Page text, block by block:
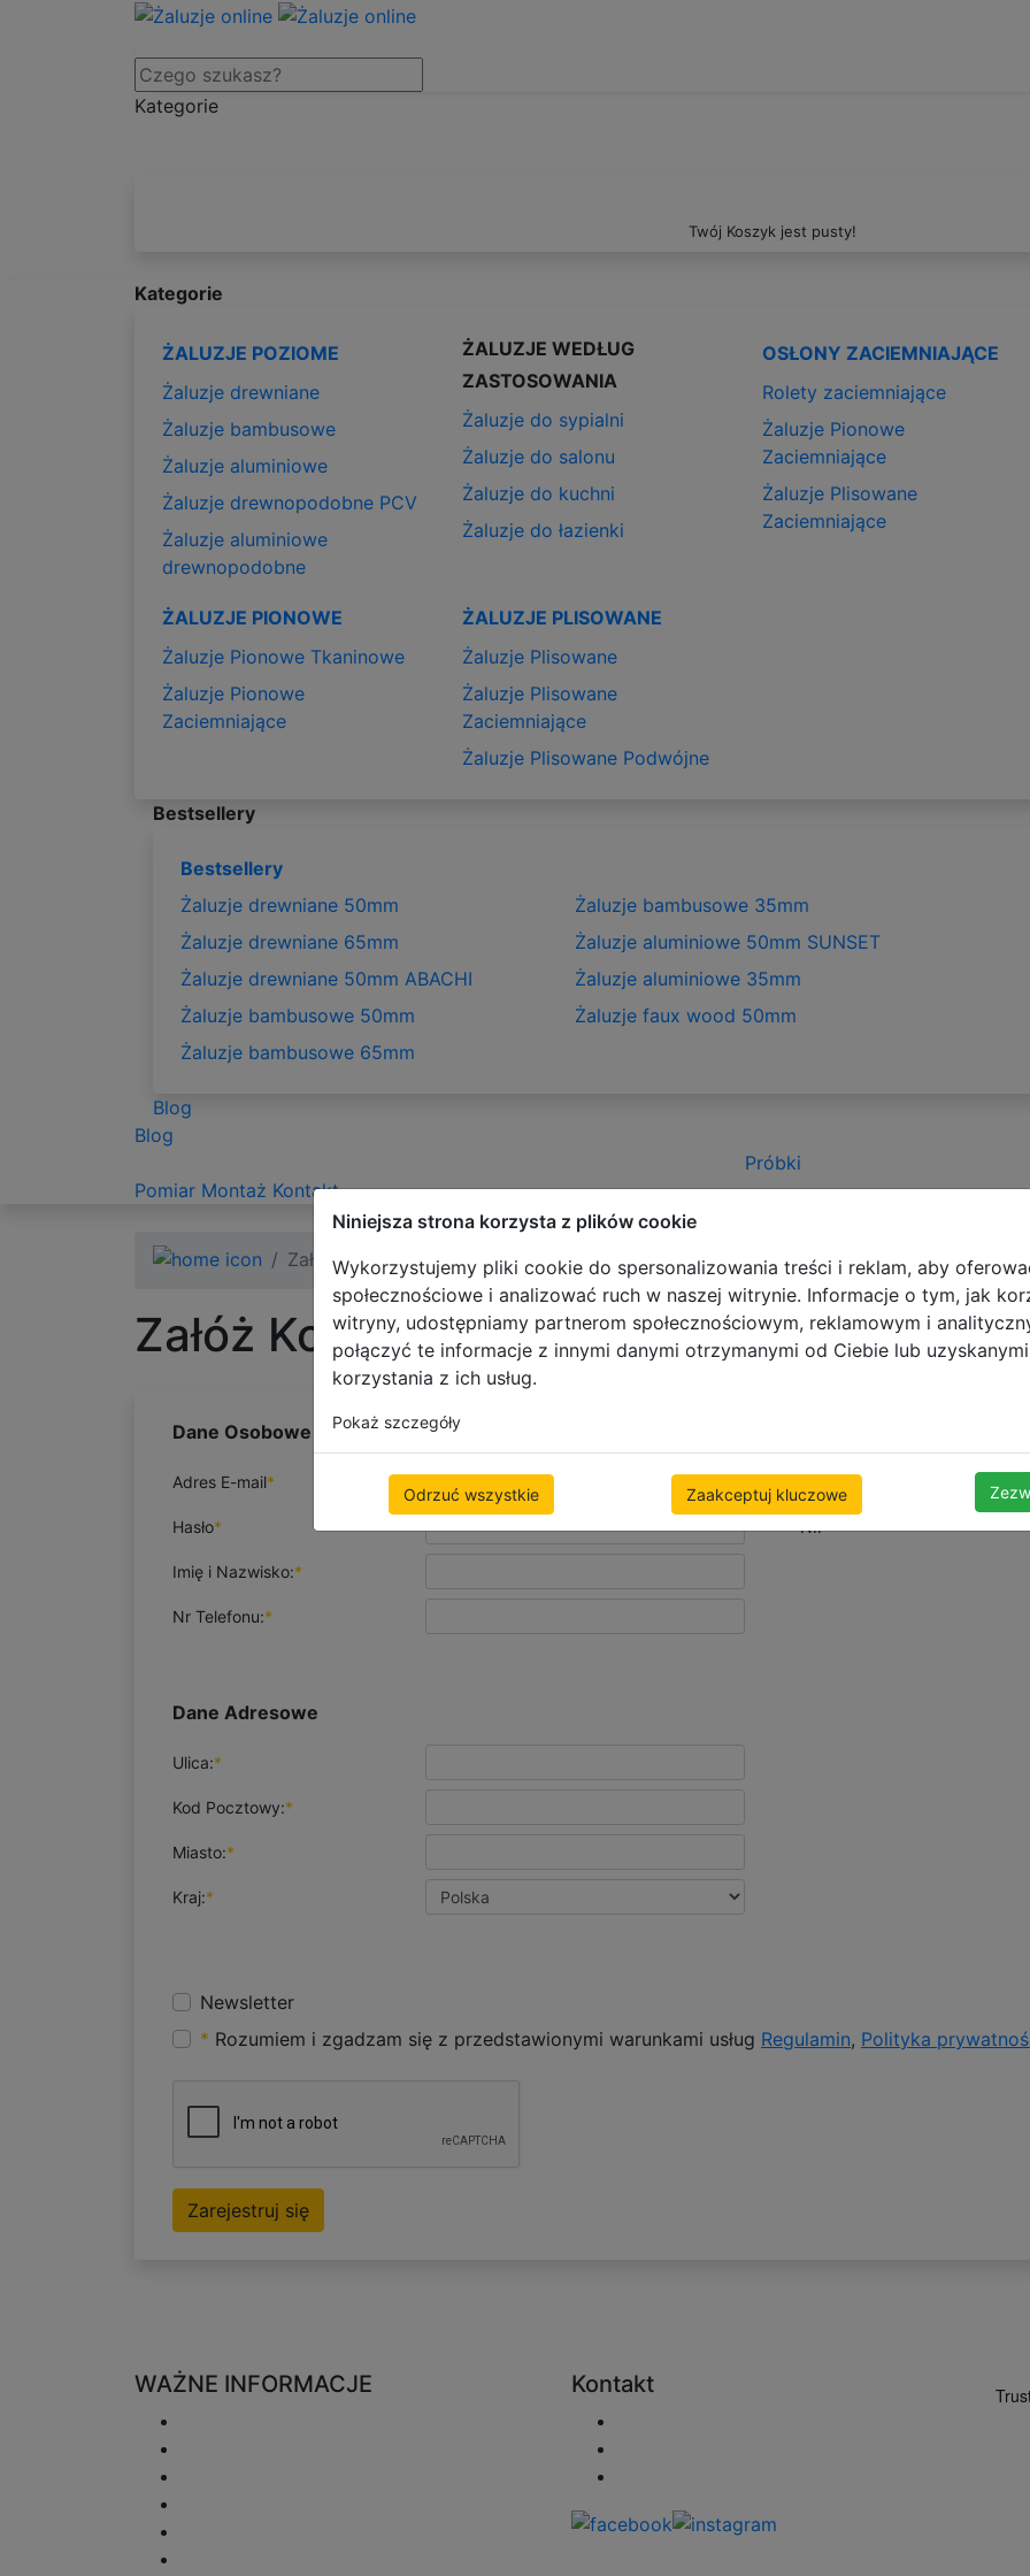
Niniejsza strona korzysta z plików cookie
Wykorzystujemy pliki cookie do spersonalizowania treści i reklam, aby
społecznościowe i analizować ruch w naszej witrynie. Informacje o tym, jak
witryny, udostępniamy partnerom społecznościowym, reklamowym i
połączyć te informacje z innymi danymi otrzymanymi od Ciebie lub
korzystania z ich usług.
Pokaż szczegóły
Odrzuć wszystkie Zaakceptuj kluczowe
Kategorie
Twój Koszyk jest pusty!
Kategorie
ŻALUZJE POZIOME
Żaluzje drewniane
Żaluzje bambusowe
Żaluzje aluminiowe
Żaluzje drewnopodobne PCV
Żaluzje aluminiowe
drewnopodobne
ŻALUZJE WEDŁUG
ZASTOSOWANIA
Żaluzje do sypialni
Żaluzje do salonu
Żaluzje do kuchni
Żaluzje do łazienki
OSŁONY ZACIEMNIAJĄCE
Rolety zaciemniające
Żaluzje Pionowe
Zaciemniające
Żaluzje Plisowane
Zaciemniające
ŻALUZJE PIONOWE
Żaluzje Pionowe Tkaninowe
Żaluzje Pionowe
Zaciemniające
ŻALUZJE PLISOWANE
Żaluzje Plisowane
Żaluzje Plisowane
Zaciemniające
Żaluzje Plisowane Podwójne
Bestsellery
Bestsellery
Żaluzje drewniane 50mm
Żaluzje drewniane 65mm
Żaluzje drewniane 50mm ABACHI
Żaluzje bambusowe 50mm
Żaluzje bambusowe 65mm
Żaluzje bambusowe 35mm
Żaluzje aluminiowe 50mm SUNSET
Żaluzje aluminiowe 35mm
Żaluzje faux wood 50mm
Blog
Blog
Próbki
Pomiar Montaż Kontakt
Załóż Konto
Załóż Konto
Dane Osobowe
Adres E-mail*
Hasło*
Imię i Nazwisko:*
Nr Telefonu:*
Nazwa firmy:
NIP
Dane Adresowe
Ulica:*
Kod Pocztowy:*
Miasto:*
Kraj:*
Newsletter
* Rozumiem i zgadzam się z przedstawionymi warunkami usług Regulamin, Polityka
Zarejestruj się
WAŻNE INFORMACJE Kontakt